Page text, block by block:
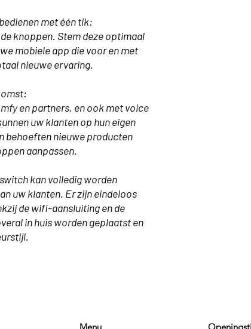
met één tik:
knoppen. Stem deze optimaal
mobiele app die voor en met
nieuwe ervaring.
en partners, en ook met voice
uw klanten op hun eigen
behoeften nieuwe producten
aanpassen.
kan volledig worden
uw klanten. Er zijn eindeloos
de wifi-aansluiting en de
in huis worden geplaatst en